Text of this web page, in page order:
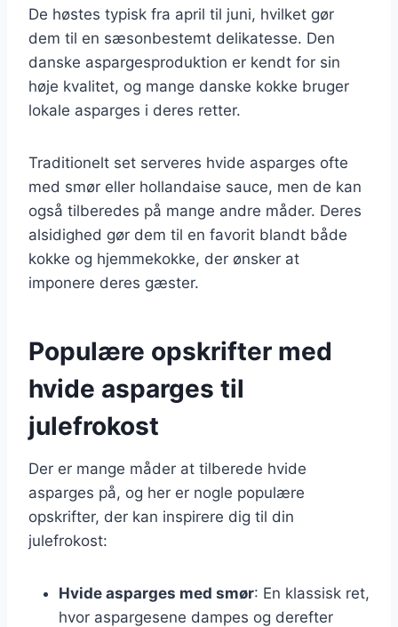
De høstes typisk fra april til juni, hvilket gør
dem til en sæsonbestemt delikatesse. Den
danske aspargesproduktion er kendt for sin
høje kvalitet, og mange danske kokke bruger
lokale asparges i deres retter.
Traditionelt set serveres hvide asparges ofte
med smør eller hollandaise sauce, men de kan
også tilberedes på mange andre måder. Deres
alsidighed gør dem til en favorit blandt både
kokke og hjemmekokke, der ønsker at
imponere deres gæster.
Populære opskrifter med
hvide asparges til
julefrokost
Der er mange måder at tilberede hvide
asparges på, og her er nogle populære
opskrifter, der kan inspirere dig til din
julefrokost:
Hvide asparges med smør: En klassisk ret,
hvor aspargesene dampes og derefter